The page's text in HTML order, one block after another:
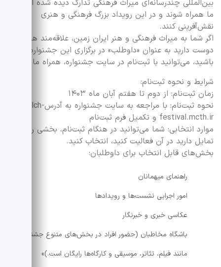
بین‌المللی چندرسانه‌ای میراث فرهنگی تدارک دیده شده است، با
ما همراه شوند و در این رویداد بزرگ فرهنگی و هنری
نقش‌آفرینی کنند.
اگر شما به میراث فرهنگی و هنر ایران زمین، علاقه‌مند هستید و
دوست دارید به عنوان «داوطلب» در برگزاری این جشنواره سهیم
باشید، می‌توانید با ثبت‌نام در سایت جشنواره، همراه ما شوید.
شرایط و نحوه ثبت‌نام:
زمان ثبت‌نام: از دوم تا هفتم آبان ماه ۱۴۰۳
نحوه ثبت‌نام: با مراجعه به سایت جشنواره به آدرسportalch-
festival.mcth.ir و تکمیل فرم ثبت‌نام
موارد انتخابی: شما می‌توانید در هنگام ثبت‌نام، بخشی را که
تمایل دارید در آن فعالیت کنید، انتخاب کنید.
بخش‌های قابل انتخاب برای داوطلبان:
راهنمای میهمانان
امور اجرایی نشست‌ها و رویدادها
عکاسی خبری و خبرنگار
باشگاه مخاطبان (حضور افراد در بخش‌های متنوع جشنواره
مانند فیلم، تئاتر، موسیقی و کارگاه‌ها رایگان است.)»